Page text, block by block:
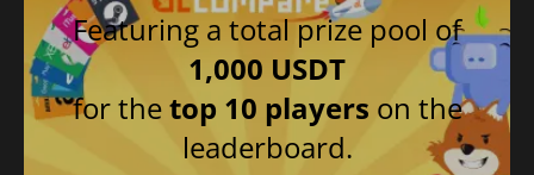
Featuring a total prize pool of
1,000 USDT
for thetop 10 players on the
leaderboard.